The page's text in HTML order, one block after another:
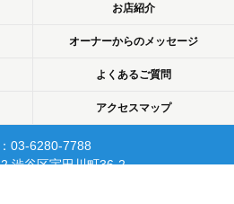
お店紹介
オーナーからのメッセージ
よくあるご質問
アクセスマップ
03-6280-7788
渋谷区宇田川町36-2